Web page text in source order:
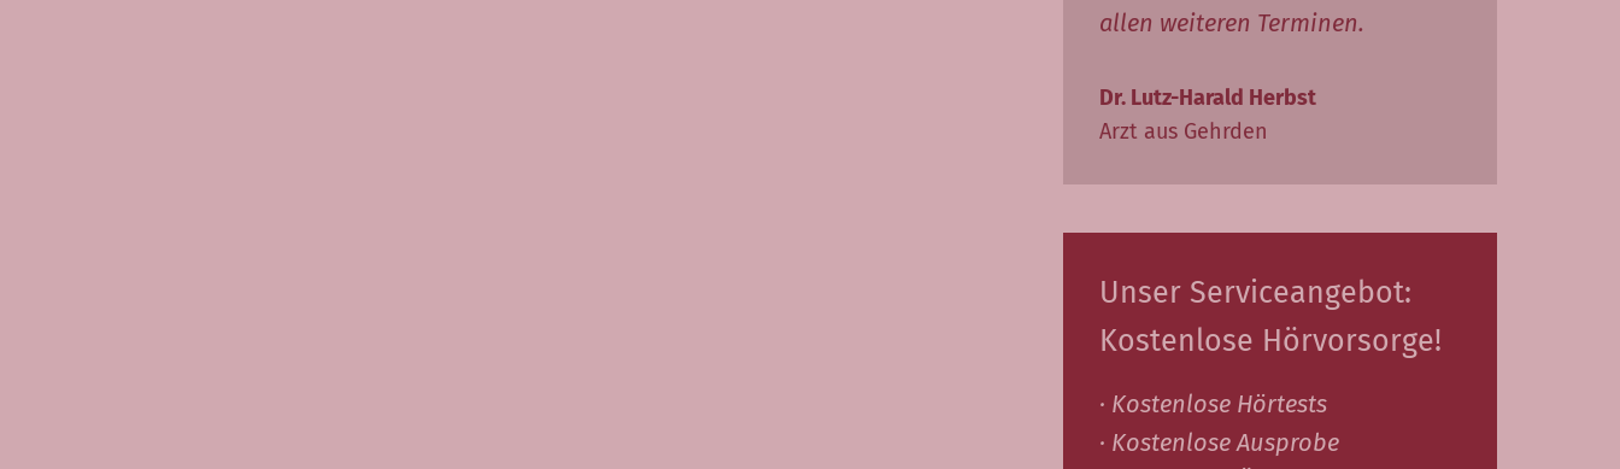
allen weiteren Terminen.
Dr. Lutz-Harald Herbst
Arzt aus Gehrden
Unser Serviceangebot:
Kostenlose Hörvorsorge!
· Kostenlose Hörtests
· Kostenlose Ausprobe